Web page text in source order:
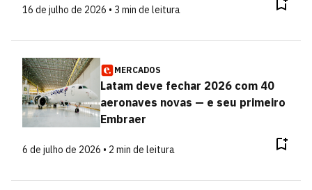
16 de julho de 2026 • 3 min de leitura
MERCADOS
Latam deve fechar 2026 com 40
aeronaves novas — e seu primeiro
Embraer
6 de julho de 2026 • 2 min de leitura